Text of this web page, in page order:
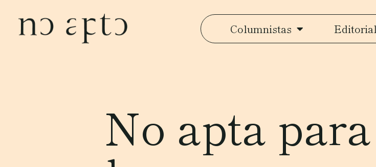
Columnistas
No apta